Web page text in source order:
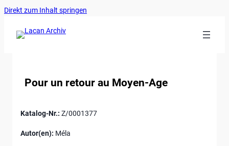
Direkt zum Inhalt springen
Pour un retour au Moyen-Age
Katalog-Nr.: Z/0001377
Autor(en): Méla